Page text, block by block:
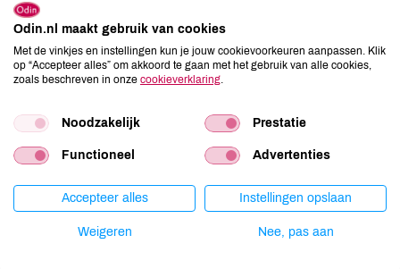
Aardnoten
Gluten
niet aanwezig
niet aanwezig
Lupine
niet aanwezig
Noten
niet aanwezig
Schaaldieren
niet aanwezig
Selderij
niet aanwezig
niet aanwezig
Odin.nl maakt gebruik van cookies
Met de vinkjes en instellingen kun je jouw cookievoorkeuren aanpassen. Klik
op “Accepteer alles” om akkoord te gaan met het gebruik van alle cookies,
zoals beschreven in onze cookieverklaring
Noodzakelijk Prestatie
Functioneel Advertenties
Accepteer alles Instellingen opslaan
Weigeren Nee, pas aan